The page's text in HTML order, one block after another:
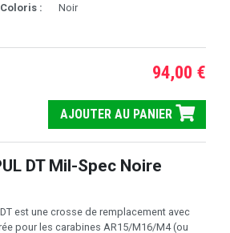
Coloris :
Noir
94,00 €
AJOUTER AU PANIER
DT Mil-Spec Noire
est une crosse de remplacement avec
pour les carabines AR15/M16/M4 (ou